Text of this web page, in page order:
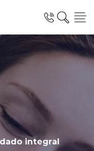
Clinicas
integral